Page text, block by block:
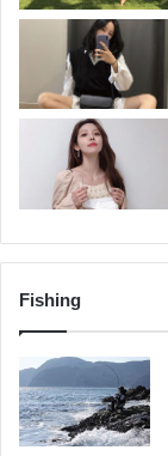
Fishing